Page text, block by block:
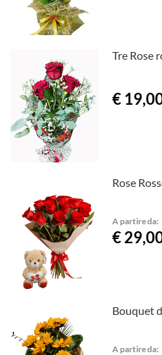
Tre Rose
€
Rose
A partire da:
€
Bouquet
A partire da: